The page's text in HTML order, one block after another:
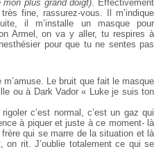
plus grand doigt). Effectivement
fine, rassurez-vous. Il m’indique
il m’installe un masque pour
Armel, on va y aller, tu respires à
pour que tu ne sentes pas
Le bruit que fait le masque
ou à Dark Vador « Luke je suis ton
c’est normal, c’est un gaz qui
à piquer et juste à ce moment- là
qui se marre de la situation et là
rit. J’oublie totalement ce qui se